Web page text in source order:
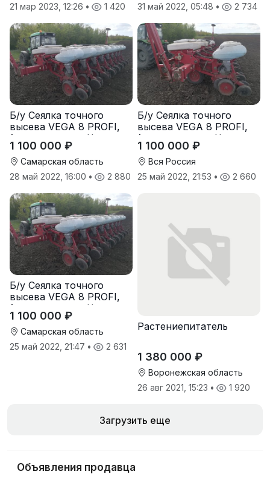
21 мар 2023, 12:26 • 1 420
31 май 2022, 05:48 • 2 734
Б/у Сеялка точного
высева VEGA 8 PROFI,
(производство Червона
Зирка), 2016 г., в
отличном состоянии
1 100 000 ₽
Самарская область
28 май 2022, 16:00 • 2 880
Б/у Сеялка точного
высева VEGA 8 PROFI,
(производство Червона
Зирка), 2016 г., в
отличном состоянии
1 100 000 ₽
Вся Россия
25 май 2022, 21:53 • 2 660
Б/у Сеялка точного
высева VEGA 8 PROFI,
(производство Червона
Зирка), 2016 г, в
отличном состоянии
1 100 000 ₽
Самарская область
25 май 2022, 21:47 • 2 631
Растениепитатель
1 380 000 ₽
Воронежская область
26 авг 2021, 15:23 • 1 920
Загрузить еще
Объявления продавца